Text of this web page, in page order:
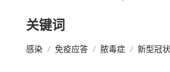
关键词
感染 / 免疫应答 / 脓毒症 / 新型冠